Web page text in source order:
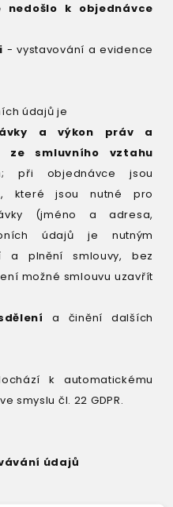
k objednávce
- vystavování a evidence
údajů je
a výkon práv a
ze smluvního vztahu
při objednávce jsou
které jsou nutné pro
(jméno a adresa,
údajů je nutným
a plnění smlouvy, bez
možné smlouvu uzavřít
a činění dalších
k automatickému
smyslu čl. 22 GDPR.
údajů